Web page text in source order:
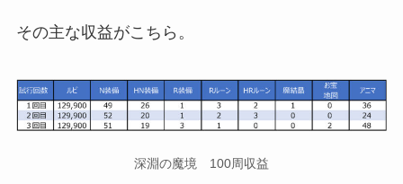
その主な収益がこちら。
深淵の魔境 100周収益